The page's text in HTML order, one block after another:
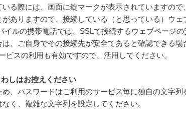
いる際には、画面に錠マークが表示されていますの
ありますので、接続している（と思っている）ウ
イルの携帯電話では、SSLで接続するウェブページ
、ご自身でその接続先が安全であると確認できる場
ビスの利用も有効ですので、活用してください。
しはお控えください
、パスワードはご利用のサービス毎に独自の文字
く、複雑な文字列を設定してください。